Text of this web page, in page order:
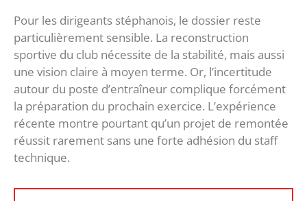
‎Pour les dirigeants stéphanois, le dossier reste
particulièrement sensible. La reconstruction
sportive du club nécessite de la stabilité, mais aussi
une vision claire à moyen terme. Or, l’incertitude
autour du poste d’entraîneur complique forcément
la préparation du prochain exercice. ‎L’expérience
récente montre pourtant qu’un projet de remontée
réussit rarement sans une forte adhésion du staff
technique.